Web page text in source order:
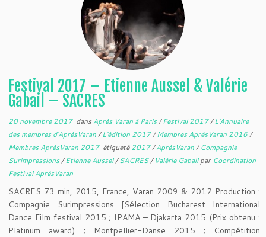
Festival 2017 – Etienne Aussel & Valérie
Gabail – SACRES
20 novembre 2017dans Après Varan à Paris/Festival 2017/L'Annuaire
des membres d'AprèsVaran/L'édition 2017/Membres AprèsVaran 2016/
Membres AprèsVaran 2017 étiqueté2017/AprèsVaran/Compagnie
Surimpressions/Etienne Aussel/SACRES/ Valérie Gabailpar Coordination
Festival AprèsVaran
SACRES 73 min, 2015, France, Varan 2009 & 2012 Production :
Compagnie Surimpressions [Sélection Bucharest International
Dance Film festival 2015 ; IPAMA – Djakarta 2015 (Prix obtenu :
Platinum award) ; Montpellier-Danse 2015 ; Compétition